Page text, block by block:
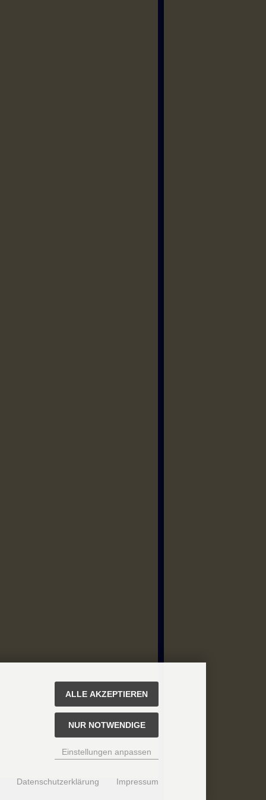
ALLE AKZEPTIEREN
NUR NOTWENDIGE
Einstellungen anpassen
Datenschutzerklärung Impressum